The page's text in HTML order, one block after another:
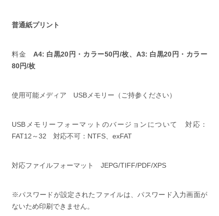
普通紙プリント
料金 A4: 白黒20円・カラー50円/枚、A3: 白黒20円・カラー
80円/枚
使用可能メディア USBメモリー（ご持参ください）
USBメモリーフォーマットのバージョンについて 対応：
FAT12～32 対応不可：NTFS、exFAT
対応ファイルフォーマット JEPG/TIFF/PDF/XPS
※パスワードが設定されたファイルは、パスワード入力画面が
ないため印刷できません。